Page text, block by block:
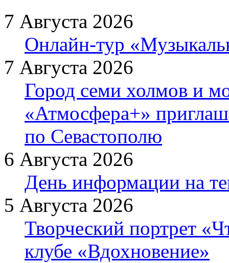
7 Августа 2026
Онлайн-тур
7 Августа 2026
Город семи холмов и
«Атмосфера+»
по Севастополю
6 Августа 2026
День информации на
5 Августа 2026
Творческий портрет
клубе «Вдохновение»